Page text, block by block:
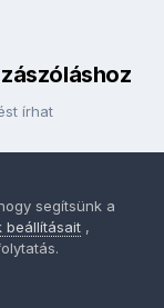
írhat
segítsünk a
beállításait ,